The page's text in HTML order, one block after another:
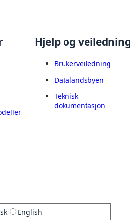
Hjelp og
Brukerveiledning
Datalandsbyen
Teknisk
dokumentasjon
English